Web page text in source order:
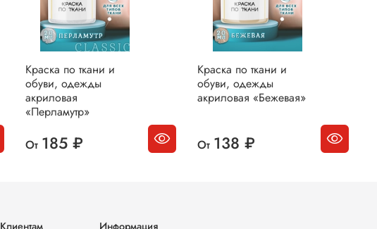
Краска по ткани и
обуви, одежды
акриловая
«Перламутр»
От 185 ₽
Краска по ткани и
обуви, одежды
акриловая «Бежевая»
От 138 ₽